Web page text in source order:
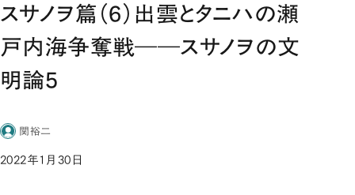
スサノヲ篇（6）出雲とタニハの瀬
戸内海争奪戦――スサノヲの文
明論5
関裕二
2022年1月30日